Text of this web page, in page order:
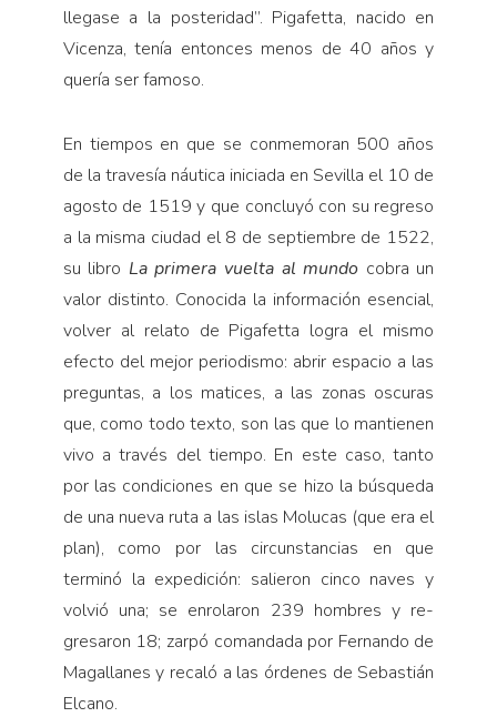
llegase a la posteridad”. Pigafetta, nacido en
Vicenza, tenía entonces menos de 40 años y
quería ser famoso.
En tiempos en que se conmemoran 500 años
de la travesía náutica iniciada en Sevilla el 10 de
agos­to de 1519 y que concluyó con su regreso
a la misma ciudad el 8 de septiembre de 1522,
su libro La primera vuelta al mundo cobra un
valor distinto. Conocida la información esencial,
volver al relato de Pigafetta lo­gra el mismo
efecto del mejor periodismo: abrir espa­cio a las
preguntas, a los matices, a las zonas oscuras
que, como todo texto, son las que lo mantienen
vivo a través del tiempo. En este caso, tanto
por las condicio­nes en que se hizo la búsqueda
de una nueva ruta a las islas Molucas (que era el
plan), como por las circuns­tancias en que
terminó la expedición: salieron cinco naves y
volvió una; se enrolaron 239 hombres y re­
gresaron 18; zarpó comandada por Fernando de
Ma­gallanes y recaló a las órdenes de Sebastián
Elcano.